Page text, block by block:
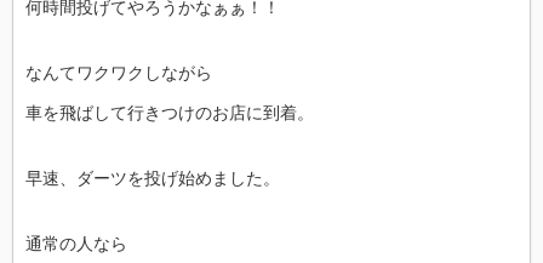
何時間投げてやろうかなぁぁ！！
なんてワクワクしながら
車を飛ばして行きつけのお店に到着。
早速、ダーツを投げ始めました。
通常の人なら